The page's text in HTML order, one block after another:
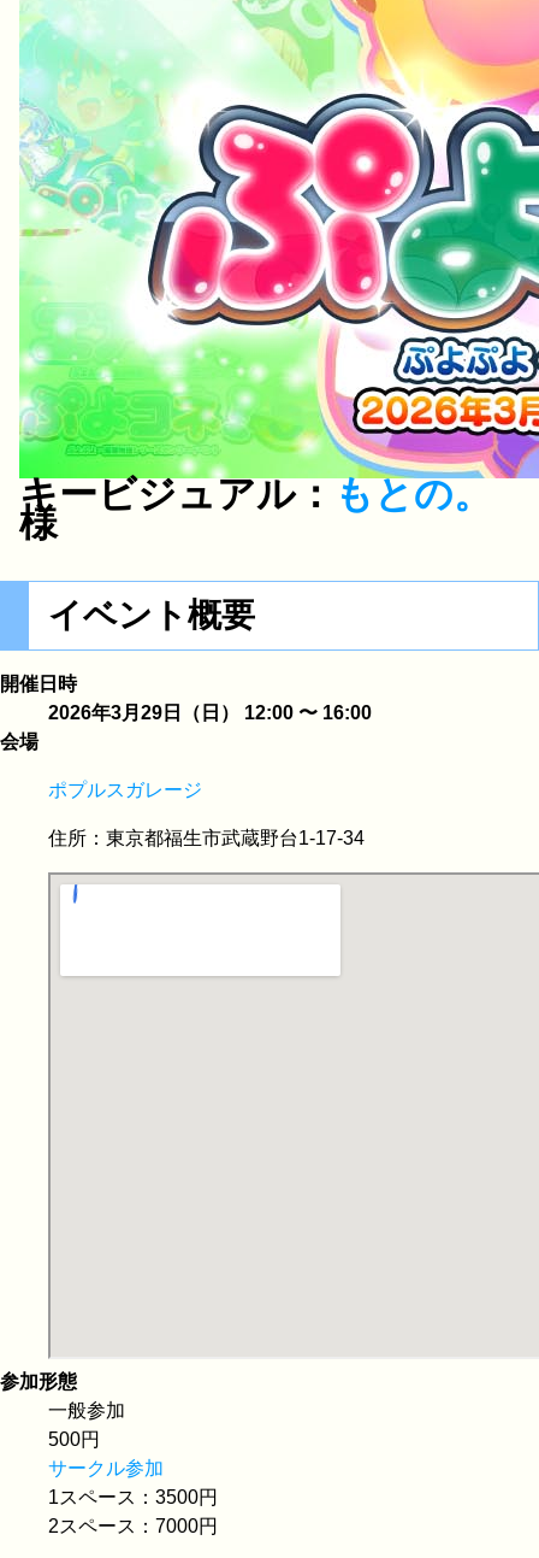
キービジュアル： もとの。
様
イベント概要
開催日時
2026年3月29日
（ 日 ） 12:00 〜 16:00
会場
ポプルスガレージ
住所： 東京都福生市武蔵野台1-17-34
参加形態
一般参加
500円
サークル参加
1スペース：3500円
2スペース：7000円